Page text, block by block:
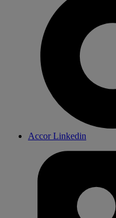
Accor Linkedin